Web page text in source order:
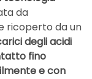
da
ricoperto da un
degli acidi
fino
e con